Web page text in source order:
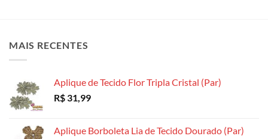
podem
na
página
página
página
MAIS RECENTES
Aplique de Tecido Flor Tripla Cristal (Par)
R$ 31,99
Aplique Borboleta Lia de Tecido Dourado (Par)